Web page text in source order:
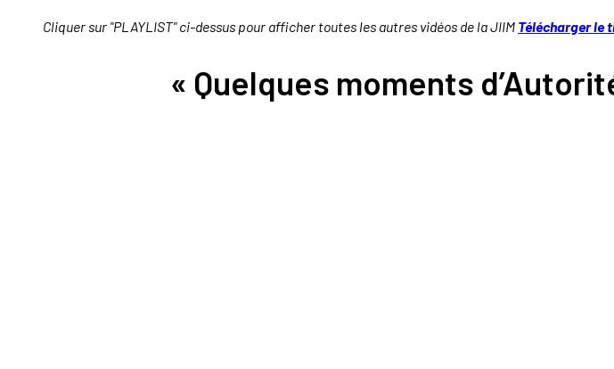
Cliquer sur "PLAYLIST" ci-dessus pour afficher toutes les autres vidéos de la JIIM Télécharger le
« Quelques moments